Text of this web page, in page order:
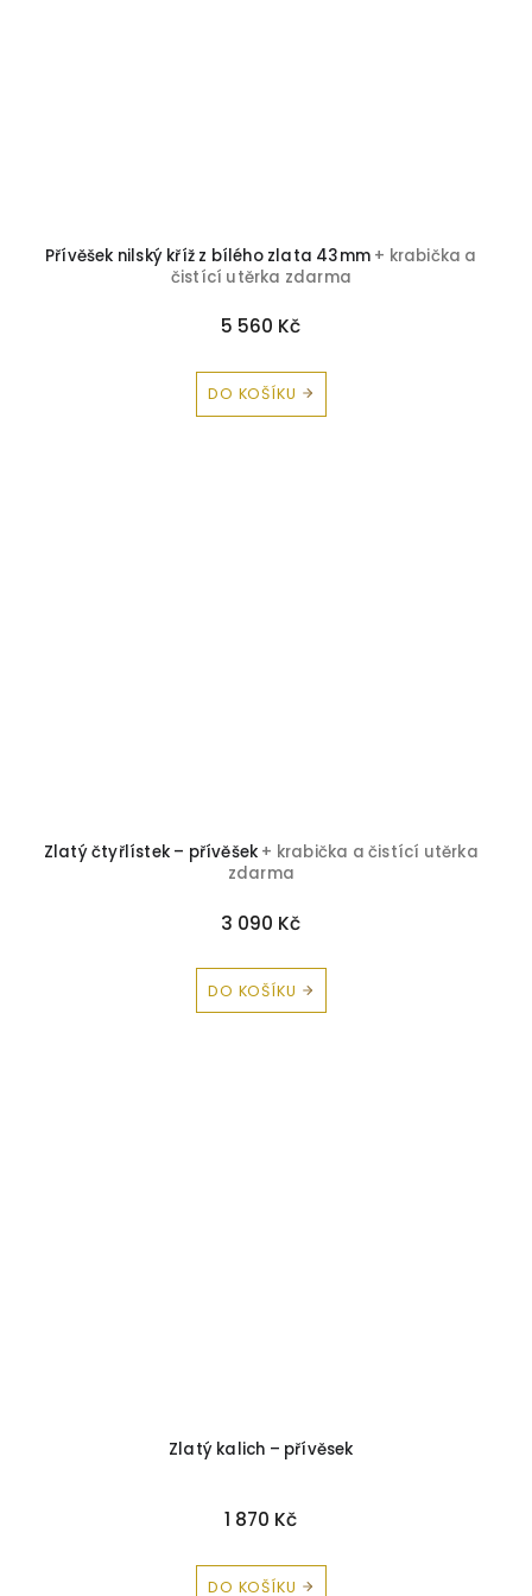
Přívěšek nilský kříž z bílého zlata 43mm + krabička a
čistící utěrka zdarma
5 560 Kč
DO KOŠÍKU
Zlatý čtyřlístek – přívěšek + krabička a čistící utěrka
zdarma
3 090 Kč
DO KOŠÍKU
Zlatý kalich – přívěsek
1 870 Kč
DO KOŠÍKU